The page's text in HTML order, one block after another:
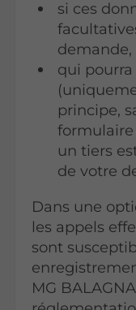
si ces
demande,
qui
principe,
un tiers
de votre
Dans une
les appels
sont
MG